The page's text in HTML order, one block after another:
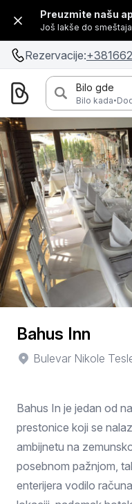
Preuzmite našu
Još lakše do
Rezervacije:
Bilo gde
Bilo kada·
Bahus Inn
Bulevar Nikole
Bahus In je jedan od
prestonice koji se
ambijnetu na
posebnom pažnjom,
enterijera vodilo